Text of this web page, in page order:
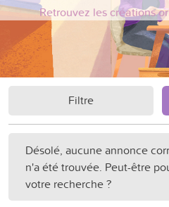
Retrouvez les créations
Filtre
Désolé, aucune annonce
n'a été trouvée. Peut-être
votre recherche ?